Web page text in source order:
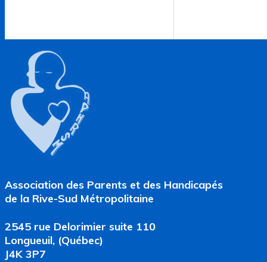
Association des Parents et des Handicapés
de la Rive-Sud Métropolitaine
2545 rue Delorimier suite 110
Longueuil, (Québec)
J4K 3P7